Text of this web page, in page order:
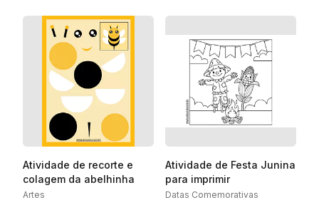
Atividade de recorte e
colagem da abelhinha
Artes
Atividade de Festa Junina
para imprimir
Datas Comemorativas